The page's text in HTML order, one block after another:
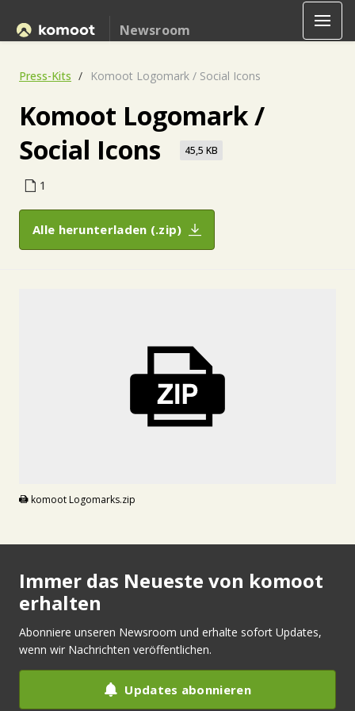
Newsroom
Press-Kits Komoot Logomark / Social Icons
Komoot Logomark /
Social Icons
45,5 KB
1
Alle herunterladen (.zip)
komoot Logomarks.zip
Immer das Neueste von komoot
erhalten
Abonniere unseren Newsroom und erhalte sofort Updates,
wenn wir Nachrichten veröffentlichen.
Updates abonnieren